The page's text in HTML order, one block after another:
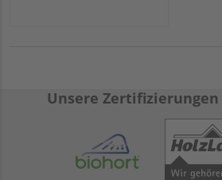
Unsere